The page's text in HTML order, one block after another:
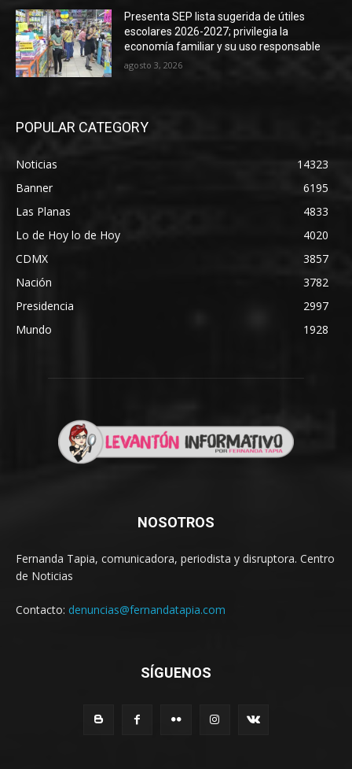
Presenta SEP lista sugerida de útiles
escolares 2026-2027; privilegia la
economía familiar y su uso responsable
agosto 3, 2026
POPULAR CATEGORY
Noticias
14323
Banner
6195
Las Planas
4833
Lo de Hoy lo de Hoy
4020
CDMX
3857
Nación
3782
Presidencia
2997
Mundo
1928
NOSOTROS
Fernanda Tapia, comunicadora, periodista y disruptora. Centro
de Noticias
Contacto: denuncias@fernandatapia.com
SÍGUENOS